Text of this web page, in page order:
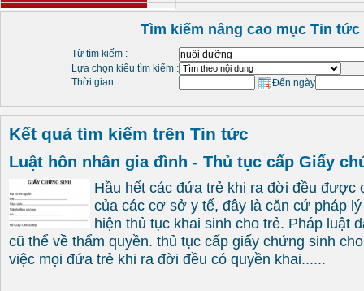
Tìm kiếm nâng cao mục Tin tức
Từ tìm kiếm :
Lựa chọn kiểu tìm kiếm :
Thời gian :
Đến ngày
Kết quả tìm kiếm trên Tin tức
Luật hôn nhân gia đình - Thủ tục cấp Giấy
Hầu hết các đứa trẻ khi ra đời đều được
của các cơ sở y tế, đây là căn cứ pháp
hiện thủ tục khai sinh cho trẻ. Pháp luật
cũ thể về thẩm quyền. thủ tục cấp giấy chứng sinh
việc mọi đứa trẻ khi ra đời đều có quyền khai......